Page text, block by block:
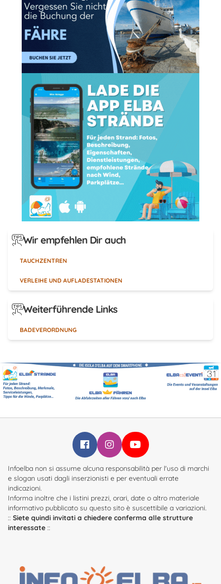
Wir empfehlen Dir auch
TAUCHZENTREN
VERLEIHE UND AUFLADESTATIONEN
Weiterführende Links
BADEVERORDNUNG
Infoelba su Facebook
Infoelba su Instagram
Infoelba su YouTube
Infoelba non si assume alcuna responsabilità per l'uso di marchi
e slogan usati dagli inserzionisti e per eventuali errate
indicazioni.
Informa inoltre che i listini prezzi, orari, date o altro materiale
informativo pubblicato su questo sito è suscettibile a variazioni.
:: Siete quindi invitati a chiedere conferma alle strutture
interessate ::